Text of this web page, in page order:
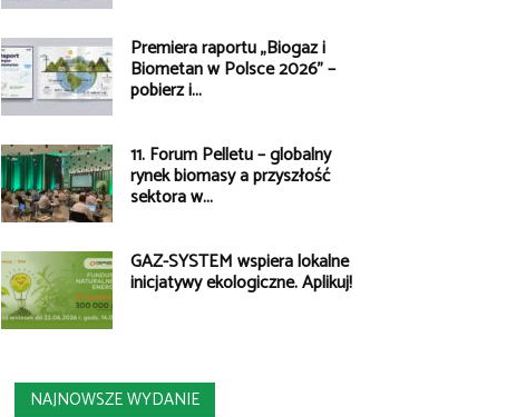
Premiera raportu „Biogaz i
Biometan w Polsce 2026” –
pobierz i...
11. Forum Pelletu – globalny
rynek biomasy a przyszłość
sektora w...
GAZ-SYSTEM wspiera lokalne
inicjatywy ekologiczne. Aplikuj!
NAJNOWSZE WYDANIE